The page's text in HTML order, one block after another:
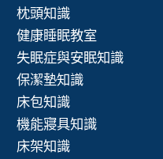
枕頭知識
健康睡眠教室
失眠症與安眠知識
保潔墊知識
床包知識
機能寢具知識
床架知識